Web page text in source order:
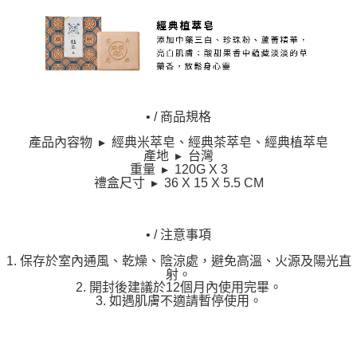
• / 商品規格
產品內容物 ▸ 經典米萃皂、經典茶萃皂、經典植萃皂
產地 ▸ 台灣
重量 ▸ 120G X 3
禮盒尺寸 ▸ 36 X 15 X 5.5 CM
• / 注意事項
1. 保存於室內通風、乾燥、陰涼處，避免高溫、火源及陽光直
射。
2. 開封後建議於12個月內使用完畢。
3. 如遇肌膚不適請暫停使用。